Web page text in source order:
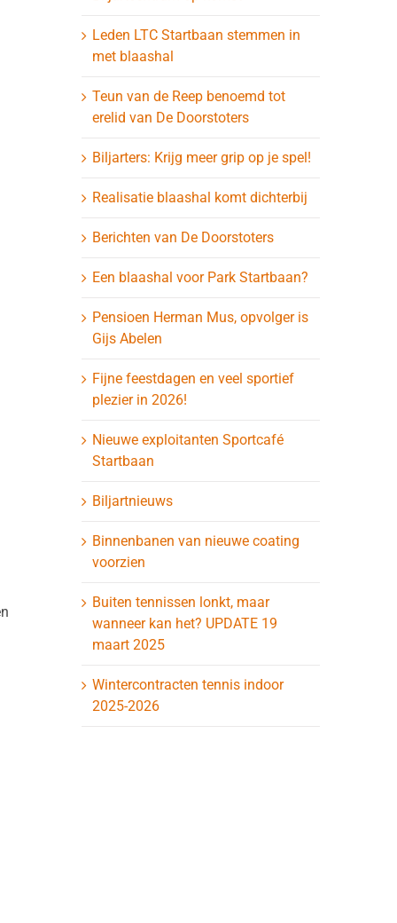
Leden LTC Startbaan stemmen in
met blaashal
Teun van de Reep benoemd tot
erelid van De Doorstoters
Biljarters: Krijg meer grip op je spel!
Realisatie blaashal komt dichterbij
Berichten van De Doorstoters
Een blaashal voor Park Startbaan?
Pensioen Herman Mus, opvolger is
Gijs Abelen
Fijne feestdagen en veel sportief
plezier in 2026!
Nieuwe exploitanten Sportcafé
Startbaan
Biljartnieuws
Binnenbanen van nieuwe coating
voorzien
Buiten tennissen lonkt, maar
wanneer kan het? UPDATE 19
maart 2025
Wintercontracten tennis indoor
2025-2026